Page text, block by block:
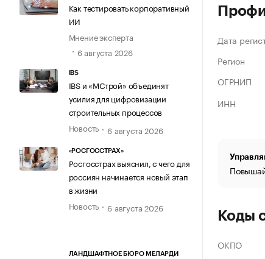
Как тестировать корпоративный
ИИ
Мнение эксперта
6 августа 2026
IBS
IBS и «МСтрой» объединят
усилия для цифровизации
строительных процессов
Новость
6 августа 2026
«РОСГОССТРАХ»
Росгосстрах выяснил, с чего для
россиян начинается новый этап
в жизни
Новость
6 августа 2026
ЛАНДШАФТНОЕ БЮРО МЕЛАРДИ
Дата
Регион
ОГРНИП
ИНН
Коды
ОКПО